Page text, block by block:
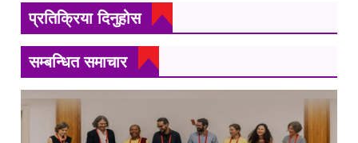
प्रतिक्रिया दिनुहोस
सम्बन्धित समाचार